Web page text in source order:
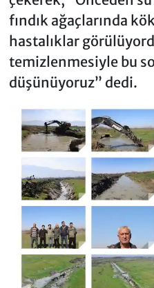
fındık ağaçlarında
hastalıklar
temizlenmesiyle bu
düşünüyoruz” dedi.